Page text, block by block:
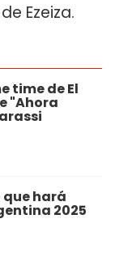
Ezeiza.
time de El
"Ahora
hará
2025